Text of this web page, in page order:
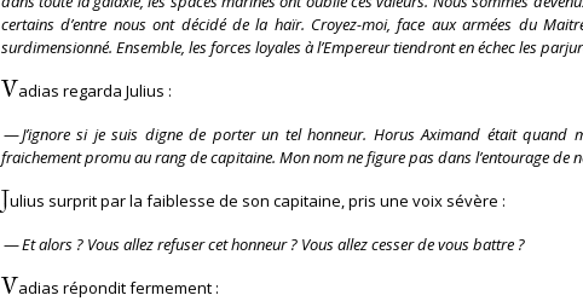
certains d’entre nous ont décidé de la haïr. Croyez-moi, face aux armées du
surdimensionné. Ensemble, les forces loyales à l’Empereur tiendront en échec les
Vadias regarda Julius :
—J’ignore si je suis digne de porter un tel honneur. Horus Aximand était
fraichement promu au rang de capitaine. Mon nom ne figure pas dans l’entourage de
Julius surprit par la faiblesse de son capitaine, pris une voix sévère :
—Et alors ? Vous allez refuser cet honneur ? Vous allez cesser de vous battre ?
Vadias répondit fermement :